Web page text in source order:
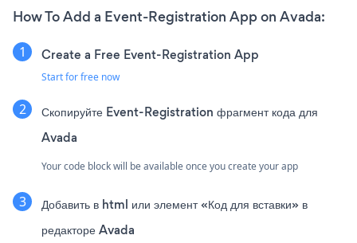
How To Add a Event-Registration App on Avada:
Create a Free Event-Registration App
Start for free now
Скопируйте Event-Registration фрагмент кода для
Avada
Your code block will be available once you create your app
Добавить в html или элемент «Код для вставки» в
редакторе Avada